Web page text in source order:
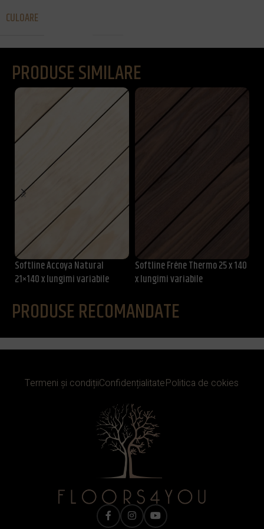
CULOARE
PRODUSE SIMILARE
Softline Accoya Natural
21×140 x lungimi variabile
Softline Frêne Thermo 25 x 140
x lungimi variabile
PRODUSE RECOMANDATE
Termeni și condițiiConfidențialitatePolitica de cokies